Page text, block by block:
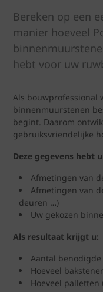
Bereken op een
manier hoeveel
hebt voor uw
Als bouwprofessional
binnenmuurstenen
begint. Daarom
gebruiksvriendelijke
Deze gegevens hebt
Afmetingen van
Afmetingen van
deuren …)
Uw gekozen
Als resultaat krijgt u:
Aantal
Hoeveel
Hoeveel